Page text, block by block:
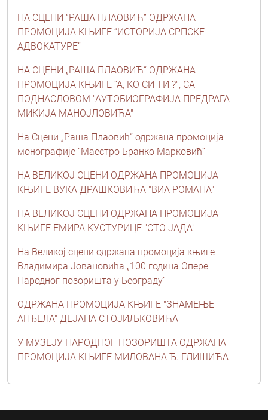
НА СЦЕНИ “РАША ПЛАОВИЋ” ОДРЖАНА
ПРОМОЦИЈА КЊИГЕ “ИСТОРИЈА СРПСКЕ
АДВОКАТУРЕ”
НА СЦЕНИ „РАША ПЛАОВИЋ“ ОДРЖАНА
ПРОМОЦИЈА КЊИГЕ “А, КО СИ ТИ ?", СА
ПОДНАСЛОВОМ "АУТОБИОГРАФИЈА ПРЕДРАГА
МИКИЈА МАНОЈЛОВИЋА"
На Сцени „Раша Плаовић“ одржана промоција
монографије “Маестро Бранко Марковић“
НА ВЕЛИКОЈ СЦЕНИ ОДРЖАНА ПРОМОЦИЈА
КЊИГЕ ВУКА ДРАШКОВИЋА "ВИА РОМАНА"
НА ВЕЛИКОЈ СЦЕНИ ОДРЖАНА ПРОМОЦИЈА
КЊИГЕ ЕМИРА КУСТУРИЦЕ "СТО ЈАДА"
На Великој сцени одржана промоција књиге
Владимира Јовановића „100 година Опере
Народног позоришта у Београду“
ОДРЖАНА ПРОМОЦИЈА КЊИГЕ "ЗНАМЕЊЕ
АНЂЕЛА" ДЕЈАНА СТОЈИЉКОВИЋА
У МУЗЕЈУ НАРОДНОГ ПОЗОРИШТА ОДРЖАНА
ПРОМОЦИЈА КЊИГЕ МИЛОВАНА Ђ. ГЛИШИЋА